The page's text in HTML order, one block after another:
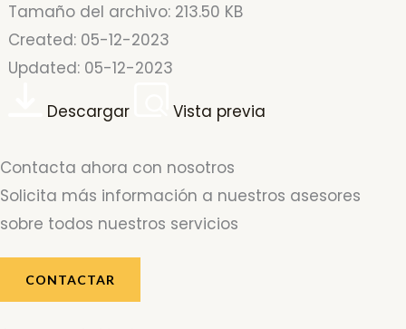
Tamaño del archivo: 213.50 KB
Created: 05-12-2023
Updated: 05-12-2023
Descargar
Vista previa
Contacta ahora con nosotros
Solicita más información a nuestros asesores
sobre todos nuestros servicios
CONTACTAR